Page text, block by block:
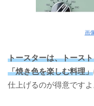
画
トースターは、トース
「焼き色を楽しむ料理」
仕上げるのが得意ですよ